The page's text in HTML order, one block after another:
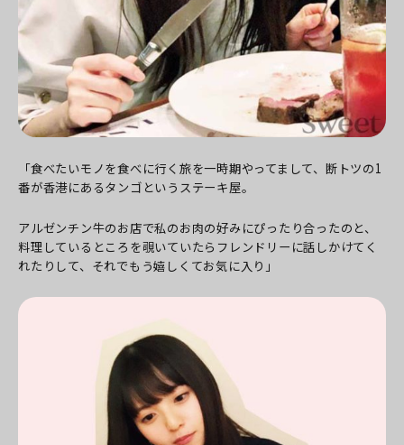
「食べたいモノを食べに行く旅を一時期やってまして、断トツの1
番が香港にあるタンゴというステーキ屋。
アルゼンチン牛のお店で私のお肉の好みにぴったり合ったのと、
料理しているところを覗いていたらフレンドリーに話しかけてく
れたりして、それでもう嬉しくてお気に入り」